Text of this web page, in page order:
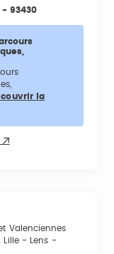
93430
la
Valenciennes
Lille - Lens -